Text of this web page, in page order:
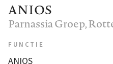
ANIOS
Parnassia Groep,
FUNCTIE
ANIOS